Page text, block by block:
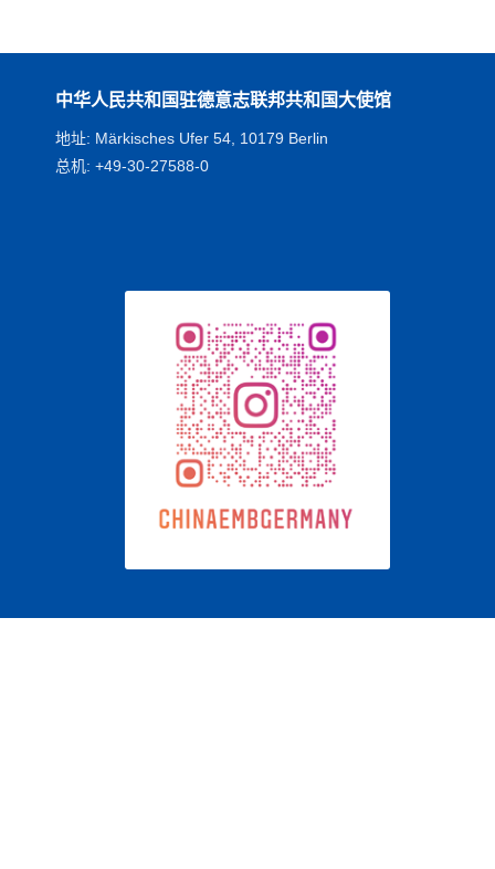
中华人民共和国驻德意志联邦共和国大使馆
地址: Märkisches Ufer 54, 10179 Berlin
总机: +49-30-27588-0